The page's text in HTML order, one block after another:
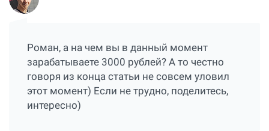
Роман, а на чем вы в данный момент
зарабатываете 3000 рублей? А то честно
говоря из конца статьи не совсем уловил
этот момент) Если не трудно, поделитесь,
интересно)